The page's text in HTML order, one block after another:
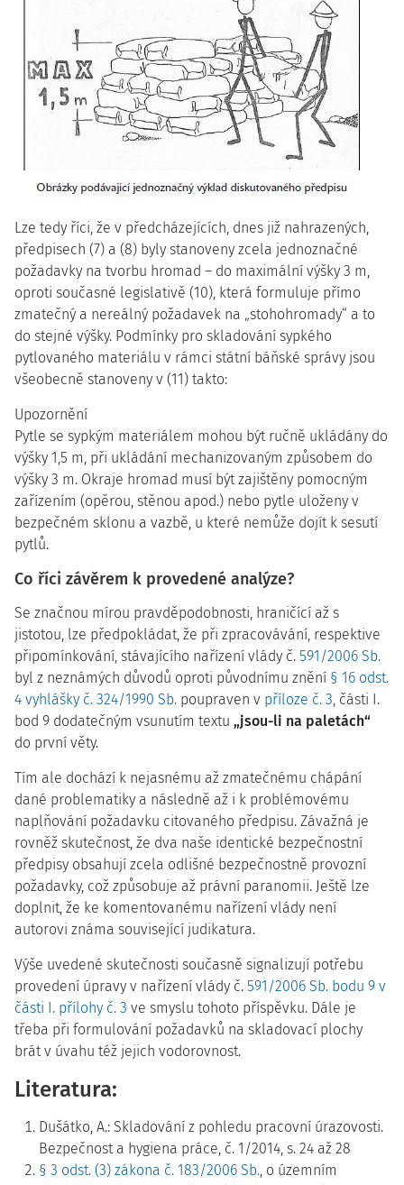
Lze tedy říci, že v předcházejících, dnes již nahrazených,
předpisech (7) a (8) byly stanoveny zcela jednoznačné
požadavky na tvorbu hromad – do maximální výšky 3 m,
oproti současné legislativě (10), která formuluje přímo
zmatečný a nereálný požadavek na „stohohromady“ a to
do stejné výšky. Podmínky pro skladování sypkého
pytlovaného materiálu v rámci státní báňské správy jsou
všeobecně stanoveny v (11) takto:
Upozornění
Pytle se sypkým materiálem mohou být ručně ukládány do
výšky 1,5 m, při ukládání mechanizovaným způsobem do
výšky 3 m. Okraje hromad musí být zajištěny pomocným
zařízením (opěrou, stěnou apod.) nebo pytle uloženy v
bezpečném sklonu a vazbě, u které nemůže dojít k sesutí
pytlů.
Co říci závěrem k provedené analýze?
Se značnou mírou pravděpodobnosti, hraničící až s
jistotou, lze předpokládat, že při zpracovávání, respektive
připomínkování, stávajícího nařízení vlády č. 591/2006 Sb.
byl z neznámých důvodů oproti původnímu znění § 16 odst.
4 vyhlášky č. 324/1990 Sb. poupraven v příloze č. 3, části I.
bod 9 dodatečným vsunutím textu „jsou-li na paletách“
do první věty.
Tím ale dochází k nejasnému až zmatečnému chápání
dané problematiky a následně až i k problémovému
naplňování požadavku citovaného předpisu. Závažná je
rovněž skutečnost, že dva naše identické bezpečnostní
předpisy obsahují zcela odlišné bezpečnostně provozní
požadavky, což způsobuje až právní paranomii. Ještě lze
doplnit, že ke komentovanému nařízení vlády není
autorovi známa související judikatura.
Výše uvedené skutečnosti současně signalizují potřebu
provedení úpravy v nařízení vlády č. 591/2006 Sb. bodu 9 v
části I. přílohy č. 3 ve smyslu tohoto příspěvku. Dále je
třeba při formulování požadavků na skladovací plochy
brát v úvahu též jejich vodorovnost.
Literatura:
Dušátko, A.: Skladování z pohledu pracovní úrazovosti.
Bezpečnost a hygiena práce, č. 1/2014, s. 24 až 28
§ 3 odst. (3) zákona č. 183/2006 Sb., o územním